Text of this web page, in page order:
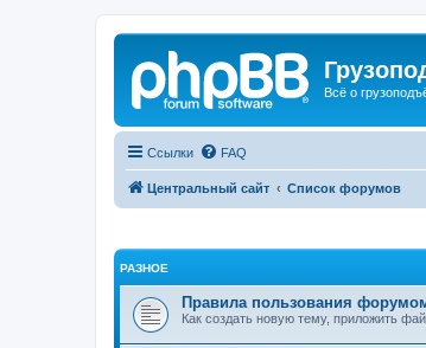
Всё о
Ссылки FAQ
Центральный сайт Список форумов
РАЗНОЕ
Правила пользования
Как создать новую тему, приложить